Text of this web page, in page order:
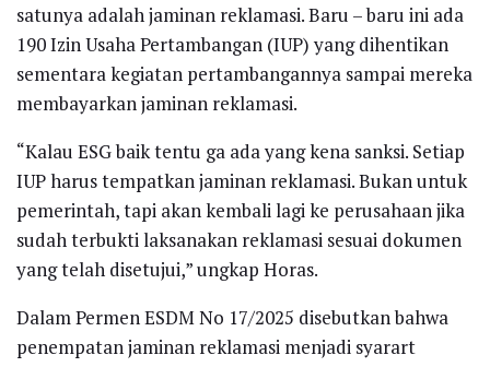
satunya adalah jaminan reklamasi. Baru – baru ini ada
190 Izin Usaha Pertambangan (IUP) yang dihentikan
sementara kegiatan pertambangannya sampai mereka
membayarkan jaminan reklamasi.
“Kalau ESG baik tentu ga ada yang kena sanksi. Setiap
IUP harus tempatkan jaminan reklamasi. Bukan untuk
pemerintah, tapi akan kembali lagi ke perusahaan jika
sudah terbukti laksanakan reklamasi sesuai dokumen
yang telah disetujui,” ungkap Horas.
Dalam Permen ESDM No 17/2025 disebutkan bahwa
penempatan jaminan reklamasi menjadi syarart